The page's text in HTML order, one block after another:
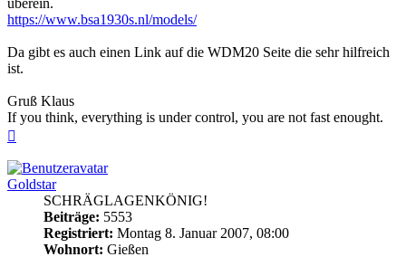
überein.
https://www.bsa1930s.nl/models/
Da gibt es auch einen Link auf die WDM20 Seite die sehr hilfreich
ist.
Gruß Klaus
If you think, everything is under control, you are not fast enought.
Goldstar
SCHRÄGLAGENKÖNIG!
Beiträge: 5553
Registriert: Montag 8. Januar 2007, 08:00
Wohnort: Gießen